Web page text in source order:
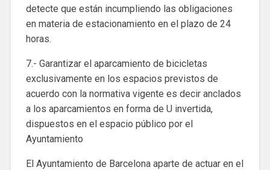
detecte que están incumpliendo las obligaciones
en materia de estacionamiento en el plazo de 24
horas.
7.- Garantizar el aparcamiento de bicicletas
exclusivamente en los espacios previstos de
acuerdo con la normativa vigente es decir anclados
a los aparcamientos en forma de U invertida,
dispuestos en el espacio público por el
Ayuntamiento
El Ayuntamiento de Barcelona aparte de actuar en el